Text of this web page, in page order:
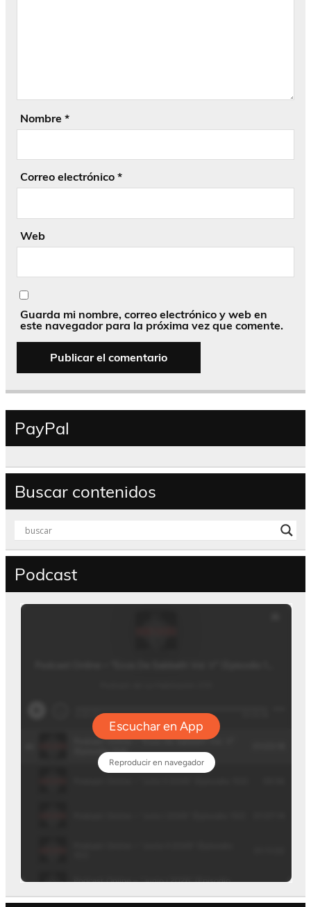
Nombre *
Correo electrónico *
Web
Guarda mi nombre, correo electrónico y web en
este navegador para la próxima vez que comente.
PayPal
Buscar contenidos
Podcast